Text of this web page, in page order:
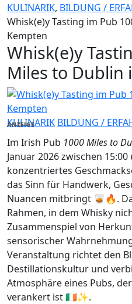
KULINARIK, BILDUNG /
Whisk(e)y Tasting im Pub
Kempten
Whisk(e)y
Miles to Dublin
KULINARIK BILDUNG /
ANZEIGE
Im Irish Pub 1000 Miles to
Januar 2026 zwischen
konzentriertes
das Sinn für Handwerk,
Nuancen mitbringt 🥃🔥.
Rahmen, in dem Whisky
Zusammenspiel von
sensorischer
Veranstaltung richtet den
Destillationskultur und
Atmosphäre eines Pubs,
verankert ist 🇮🇪✨.